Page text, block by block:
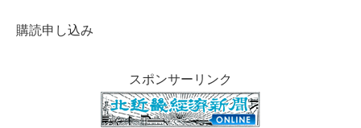
購読申し込み
スポンサーリンク